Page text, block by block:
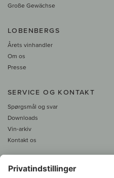
Große Gewächse
LOBENBERGS
Årets vinhandler
Om os
Presse
SERVICE OG KONTAKT
Spørgsmål og svar
Downloads
Vin-arkiv
Kontakt os